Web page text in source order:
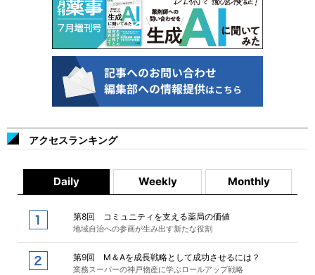
アクセスランキング
Daily Weekly Monthly
第8回 コミュニティを支える薬局の価値
地域自治への参画が生み出す新たな役割
第9回 M＆Aを成長戦略として成功させるには？
業務スーパーの神戸物産に学ぶロールアップ戦略